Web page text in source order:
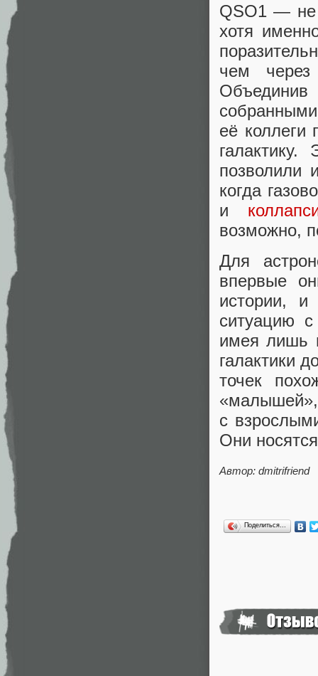
QSO1 — не
хотя
чем
её коллеги
позволили
когда
и
возможно,
Для
впервые
истории, и
ситуацию
имея лишь
галактики
точек
с
Они
Автор: dmitrifriend
Поделиться…